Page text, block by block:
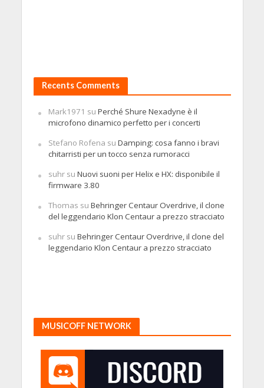
Recents Comments
Mark1971 su Perché Shure Nexadyne è il
microfono dinamico perfetto per i concerti
Stefano Rofena su Damping: cosa fanno i bravi
chitarristi per un tocco senza rumoracci
suhrsu Nuovi suoni per Helix e HX: disponibile il
firmware 3.80
Thomas su Behringer Centaur Overdrive, il clone
del leggendario Klon Centaur a prezzo stracciato
suhrsu Behringer Centaur Overdrive, il clone del
leggendario Klon Centaur a prezzo stracciato
MUSICOFF NETWORK